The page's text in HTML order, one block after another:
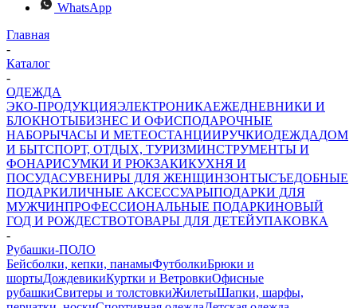
WhatsApp
Главная
-
Каталог
-
ОДЕЖДА
ЭКО-ПРОДУКЦИЯЭЛЕКТРОНИКАЕЖЕДНЕВНИКИ И
БЛОКНОТЫБИЗНЕС И ОФИСПОДАРОЧНЫЕ
НАБОРЫЧАСЫ И МЕТЕОСТАНЦИИРУЧКИОДЕЖДАДОМ
И БЫТСПОРТ, ОТДЫХ, ТУРИЗМИНСТРУМЕНТЫ И
ФОНАРИСУМКИ И РЮКЗАКИКУХНЯ И
ПОСУДАСУВЕНИРЫ ДЛЯ ЖЕНЩИНЗОНТЫСЪЕДОБНЫЕ
ПОДАРКИЛИЧНЫЕ АКСЕССУАРЫПОДАРКИ ДЛЯ
МУЖЧИНПРОФЕССИОНАЛЬНЫЕ ПОДАРКИНОВЫЙ
ГОД И РОЖДЕСТВОТОВАРЫ ДЛЯ ДЕТЕЙУПАКОВКА
-
Рубашки-ПОЛО
Бейсболки, кепки, панамыФутболкиБрюки и
шортыДождевикиКуртки и ВетровкиОфисные
рубашкиСвитеры и толстовкиЖилетыШапки, шарфы,